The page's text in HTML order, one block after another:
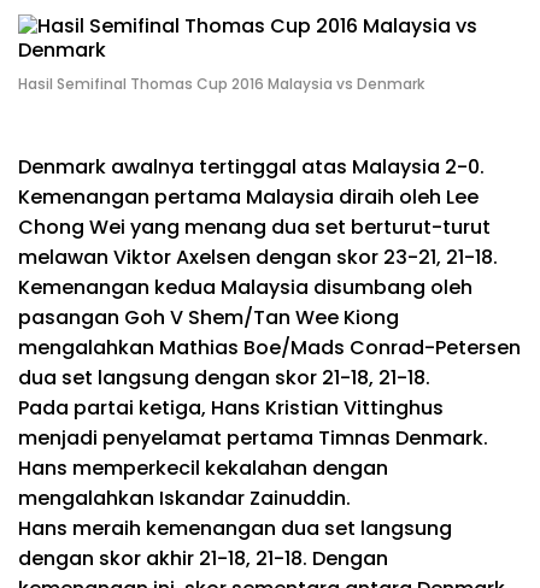
Hasil Semifinal Thomas Cup 2016 Malaysia vs Denmark
Denmark awalnya tertinggal atas Malaysia 2-0.
Kemenangan pertama Malaysia diraih oleh Lee
Chong Wei yang menang dua set berturut-turut
melawan Viktor Axelsen dengan skor 23-21, 21-18.
Kemenangan kedua Malaysia disumbang oleh
pasangan Goh V Shem/Tan Wee Kiong
mengalahkan Mathias Boe/Mads Conrad-Petersen
dua set langsung dengan skor 21-18, 21-18.
Pada partai ketiga, Hans Kristian Vittinghus
menjadi penyelamat pertama Timnas Denmark.
Hans memperkecil kekalahan dengan
mengalahkan Iskandar Zainuddin.
Hans meraih kemenangan dua set langsung
dengan skor akhir 21-18, 21-18. Dengan